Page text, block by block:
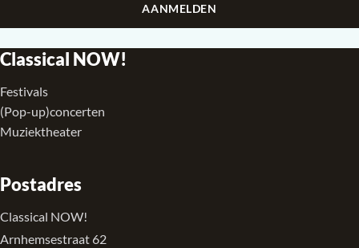
AANMELDEN
Classical NOW!
Festivals
(Pop-up)concerten
Muziektheater
Postadres
Classical NOW!
Arnhemsestraat 62